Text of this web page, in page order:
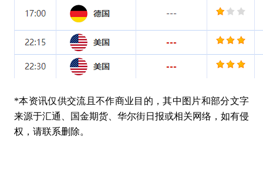
*本资讯仅供交流且不作商业目的，其中图片和部分文字
来源于汇通、国金期货、华尔街日报或相关网络，如有侵
权，请联系删除。